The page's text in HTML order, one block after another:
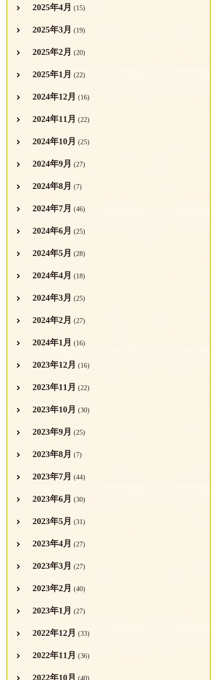
2025年4月 (15)
2025年3月 (19)
2025年2月 (20)
2025年1月 (22)
2024年12月 (16)
2024年11月 (22)
2024年10月 (25)
2024年9月 (27)
2024年8月 (7)
2024年7月 (46)
2024年6月 (25)
2024年5月 (28)
2024年4月 (18)
2024年3月 (25)
2024年2月 (27)
2024年1月 (16)
2023年12月 (16)
2023年11月 (22)
2023年10月 (30)
2023年9月 (25)
2023年8月 (7)
2023年7月 (44)
2023年6月 (30)
2023年5月 (31)
2023年4月 (27)
2023年3月 (27)
2023年2月 (40)
2023年1月 (27)
2022年12月 (33)
2022年11月 (36)
2022年10月 (40)